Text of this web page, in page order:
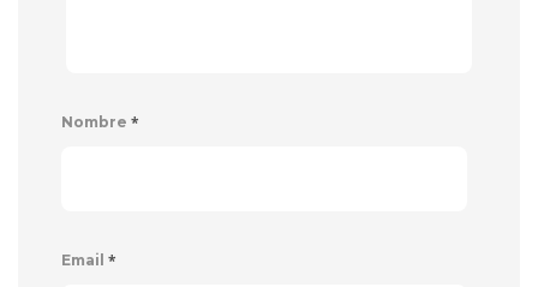
Nombre *
Email *